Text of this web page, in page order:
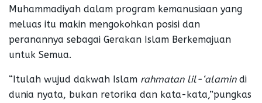
Muhammadiyah dalam program kemanusiaan yang
meluas itu makin mengokohkan posisi dan
peranannya sebagai Gerakan Islam Berkemajuan
untuk Semua.
“Itulah wujud dakwah Islam rahmatan lil-‘alamindi
dunia nyata, bukan retorika dan kata-kata,”pungkas